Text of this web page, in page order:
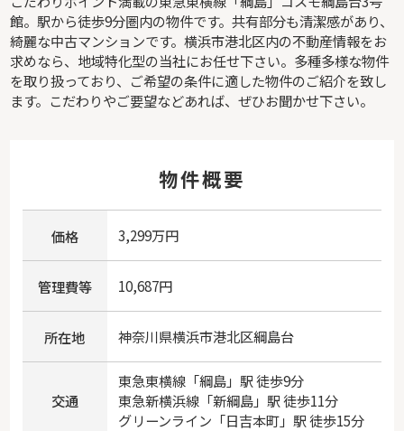
館。駅から徒歩9分圏内の物件です。共有部分も清潔感があり、
綺麗な中古マンションです。横浜市港北区内の不動産情報をお
求めなら、地域特化型の当社にお任せ下さい。多種多様な物件
を取り扱っており、ご希望の条件に適した物件のご紹介を致し
ます。こだわりやご要望などあれば、ぜひお聞かせ下さい。
物件概要
価格 3,299万円
管理費等 10,687円
所在地 神奈川県横浜市港北区綱島台
交通
東急東横線「綱島」駅 徒歩9分
東急新横浜線「新綱島」駅 徒歩11分
グリーンライン 「日吉本町」駅 徒歩15分